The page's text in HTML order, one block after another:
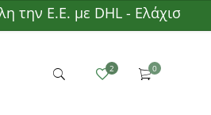
Ε.Ε. με DHL - Ελάχιστη